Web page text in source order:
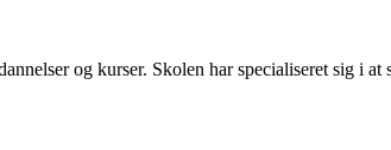
og kurser. Skolen har specialiseret sig i